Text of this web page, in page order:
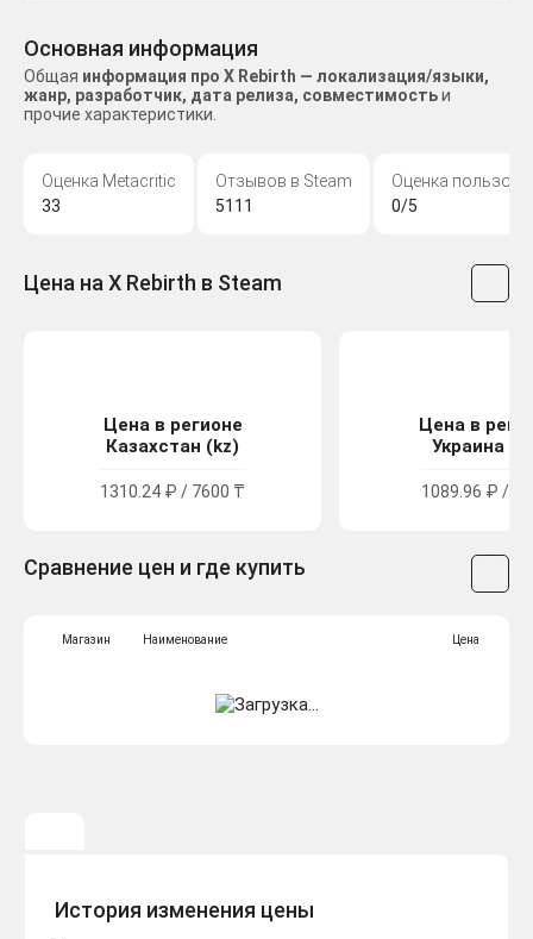
Основная информация
Общая информация про X Rebirth — локализация/языки,
жанр, разработчик, дата релиза, совместимостьи
прочие характеристики.
Оценка Metacritic
33
Отзывов в Steam
5111
Оценка
0/5
Цена на X Rebirth в Steam
Цена в регионе
Казахстан (kz)
1310.24 ₽ / 7600 ₸
Цена в
Украина
1089.96 ₽ /
Сравнение цен и где купить
Магазин Наименование Цена
История изменения цены